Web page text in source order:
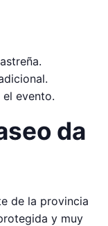
evento.
da
de la provincia
y muy